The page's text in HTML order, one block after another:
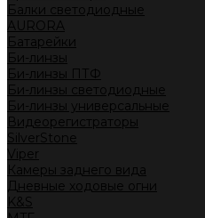
Балки светодиодные
AURORA
Батарейки
Би-линзы
Би-линзы ПТФ
Би-линзы светодиодные
Би-линзы универсальные
Видеорегистраторы
SilverStone
Viper
Камеры заднего вида
Дневные ходовые огни
K&S